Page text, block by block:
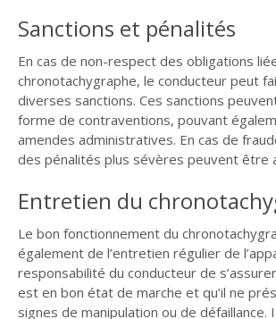
Sanctions et pénalités
En cas de non-respect des obligations
chronotachygraphe, le conducteur peut
diverses sanctions. Ces sanctions
forme de contraventions, pouvant
amendes administratives. En cas de
des pénalités plus sévères peuvent être
Entretien du
Le bon fonctionnement du
également de l’entretien régulier de
responsabilité du conducteur de
est en bon état de marche et qu’il ne
signes de manipulation ou de défaillance.